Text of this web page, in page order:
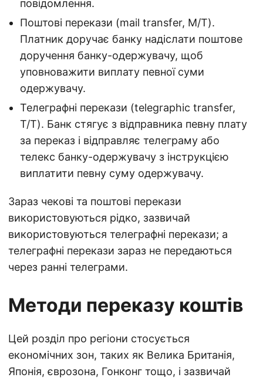
повідомлення.
Поштові перекази (mail transfer, M/T).
Платник доручає банку надіслати поштове
доручення банку-одержувачу, щоб
уповноважити виплату певної суми
одержувачу.
Телеграфні перекази (telegraphic transfer,
T/T). Банк стягує з відправника певну плату
за переказ і відправляє телеграму або
телекс банку-одержувачу з інструкцією
виплатити певну суму одержувачу.
Зараз чекові та поштові перекази
використовуються рідко, зазвичай
використовуються телеграфні перекази; а
телеграфні перекази зараз не передаються
через ранні телеграми.
Методи переказу коштів
Цей розділ про регіони стосується
економічних зон, таких як Велика Британія,
Японія, єврозона, Гонконг тощо, і зазвичай